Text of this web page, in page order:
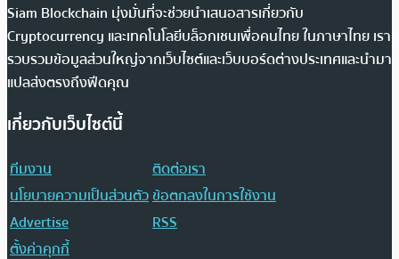
Siam Blockchain มุ่งมั่นที่จะช่วยนำเสนอสารเกี่ยวกับ
Cryptocurrency และเทคโนโลยีบล็อกเชนเพื่อคนไทย ในภาษาไทย เรา
รวบรวมข้อมูลส่วนใหญ่จากเว็บไซต์และเว็บบอร์ดต่างประเทศและนำมา
แปลส่งตรงถึงฟีดคุณ
เกี่ยวกับเว็บไซต์นี้
ทีมงาน
ติดต่อเรา
นโยบายความเป็นส่วนตัวข้อตกลงในการใช้งาน
Advertise
RSS
ตั้งค่าคุกกี้